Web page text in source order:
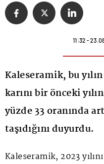
11:32 -
Kaleseramik, bu
karını bir önceki
yüzde 33 oranında
taşıdığını duyurdu.
Kaleseramik, 2023